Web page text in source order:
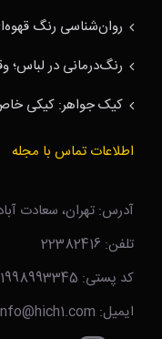
روان‌شناسی رنگ
رنگ‌درمانی در
کیک جواهر: کیکی خاص برای تولد
اطلاعات تماس با مجله
آدرس: تهران، سعادت
تلفن: 22382416
کد پستی: 1998993345
ایمیل: info@hich1.com